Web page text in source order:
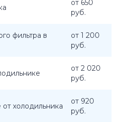
от 650
руб.
фильтра в
от 1 200
руб.
от 2 020
руб.
холодильника
от 920
руб.